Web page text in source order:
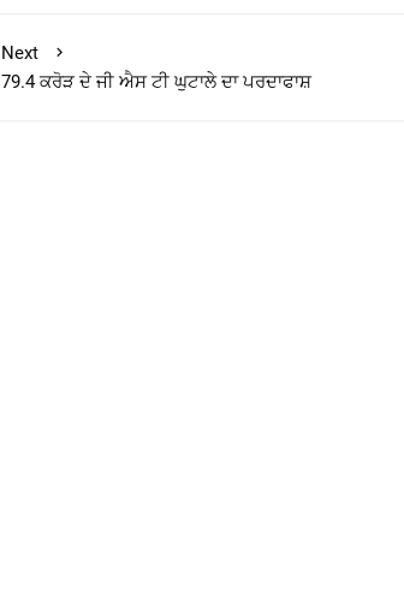
Next
79.4 ਕਰੋੜ ਦੇ ਜੀ ਐਸ ਟੀ ਘੁਟਾਲੇ ਦਾ ਪਰਦਾਫਾਸ਼